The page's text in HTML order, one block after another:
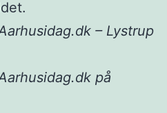
– Lystrup
på